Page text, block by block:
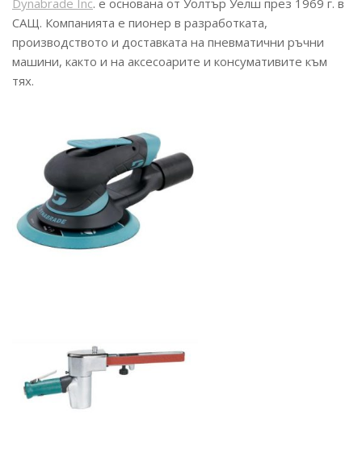
Dynabrade Inc. е основана от Уолтър Уелш през 1969 г. в
САЩ. Компанията е пионер в разработката,
производството и доставката на пневматични ръчни
машини, както и на аксесоарите и консумативите към
тях.